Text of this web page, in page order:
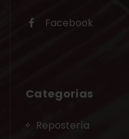
Facebook
Categorias
Repostería